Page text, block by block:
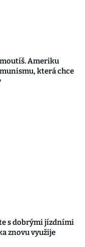
Ameriku
která chce
s dobrými jízdními
znovu využije